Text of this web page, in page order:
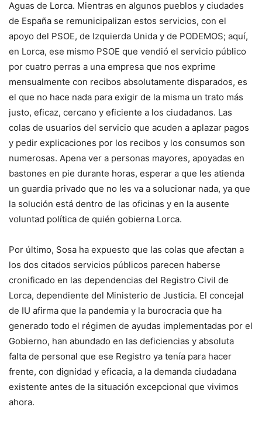
Aguas de Lorca. Mientras en algunos pueblos y ciudades
de España se remunicipalizan estos servicios, con el
apoyo del PSOE, de Izquierda Unida y de PODEMOS; aquí,
en Lorca, ese mismo PSOE que vendió el servicio público
por cuatro perras a una empresa que nos exprime
mensualmente con recibos absolutamente disparados, es
el que no hace nada para exigir de la misma un trato más
justo, eficaz, cercano y eficiente a los ciudadanos. Las
colas de usuarios del servicio que acuden a aplazar pagos
y pedir explicaciones por los recibos y los consumos son
numerosas. Apena ver a personas mayores, apoyadas en
bastones en pie durante horas, esperar a que les atienda
un guardia privado que no les va a solucionar nada, ya que
la solución está dentro de las oficinas y en la ausente
voluntad política de quién gobierna Lorca.
Por último, Sosa ha expuesto que las colas que afectan a
los dos citados servicios públicos parecen haberse
cronificado en las dependencias del Registro Civil de
Lorca, dependiente del Ministerio de Justicia. El concejal
de IU afirma que la pandemia y la burocracia que ha
generado todo el régimen de ayudas implementadas por el
Gobierno, han abundado en las deficiencias y absoluta
falta de personal que ese Registro ya tenía para hacer
frente, con dignidad y eficacia, a la demanda ciudadana
existente antes de la situación excepcional que vivimos
ahora.